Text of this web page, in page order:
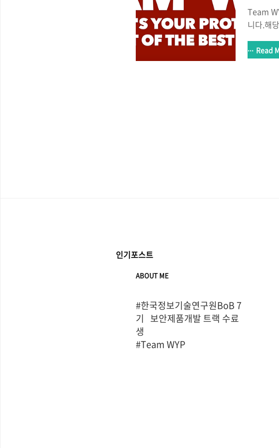
Team
니다.해
dork94
Read
인기포스트
ABOUT ME
#한국정보기술연구원BoB 7
기   보안제품개발 트랙 수료
생
#Team WYP